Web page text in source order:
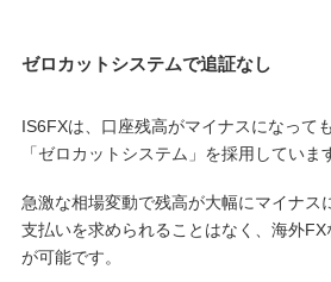
ゼロカットシステムで追証なし
IS6FXは、口座残高がマイナスになって
「ゼロカットシステム」を採用していま
急激な相場変動で残高が大幅にマイナス
支払いを求められることはなく、海外
が可能です。